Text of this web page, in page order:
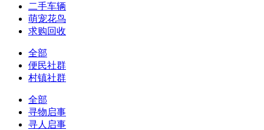
二手车辆
萌宠花鸟
求购回收
全部
便民社群
村镇社群
全部
寻物启事
寻人启事